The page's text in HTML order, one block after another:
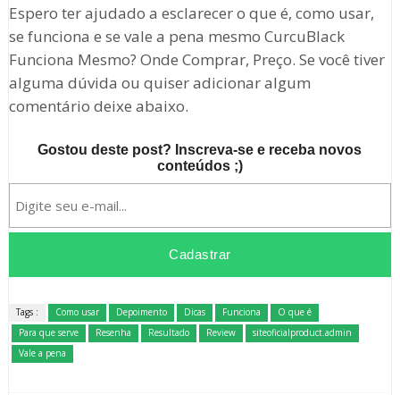
Espero ter ajudado a esclarecer o que é, como usar,
se funciona e se vale a pena mesmo CurcuBlack
Funciona Mesmo? Onde Comprar, Preço. Se você tiver
alguma dúvida ou quiser adicionar algum
comentário deixe abaixo.
Gostou deste post? Inscreva-se e receba novos
conteúdos ;)
Tags : Como usar Depoimento Dicas Funciona
O que é
Para que serve
Resenha Resultado Review
siteoficialproduct.admin
Vale a pena